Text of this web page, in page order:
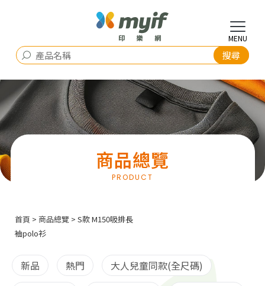
商品總覽
首頁 > 商品總覽 > S款 M150吸排長
袖polo衫
新品 熱門
大人兒童同款(全尺碼)